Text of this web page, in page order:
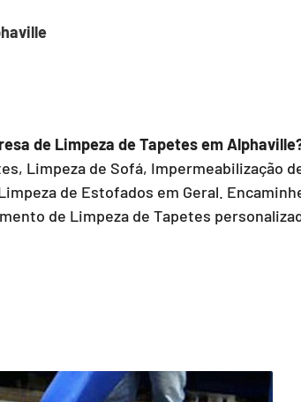
de Limpeza de Tapetes em
Limpeza de Sofá, Impermeabilização
de Estofados em Geral.
de Limpeza de Tapetes